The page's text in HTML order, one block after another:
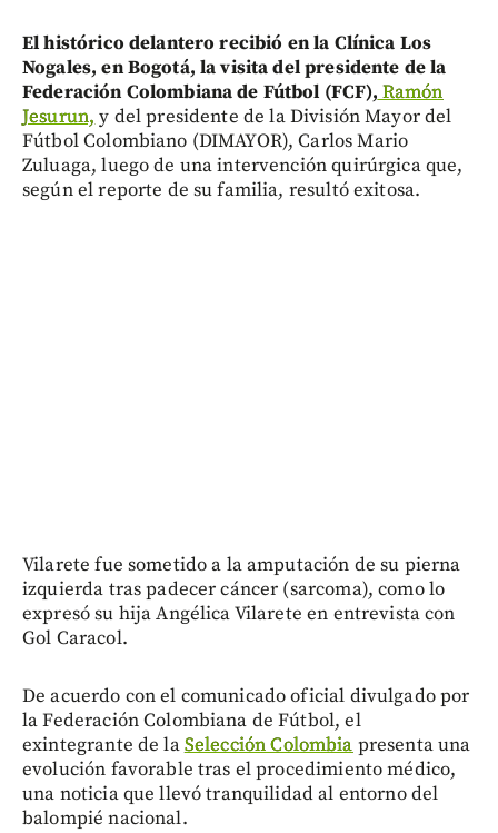
El histórico delantero recibió en la Clínica Los
Nogales, en Bogotá, la visita del presidente de la
Federación Colombiana de Fútbol (FCF),Ramón
Jesurun,y del presidente de la División Mayor del
Fútbol Colombiano (DIMAYOR), Carlos Mario
Zuluaga, luego de una intervención quirúrgica que,
según el reporte de su familia, resultó exitosa.
Vilarete fue sometido a la amputación de su pierna
izquierda tras padecer cáncer (sarcoma), como lo
expresó su hija Angélica Vilarete en entrevista con
Gol Caracol.
De acuerdo con el comunicado oficial divulgado por
la Federación Colombiana de Fútbol, el
exintegrante de laSelección Colombiapresenta una
evolución favorable tras el procedimiento médico,
una noticia que llevó tranquilidad al entorno del
balompié nacional.